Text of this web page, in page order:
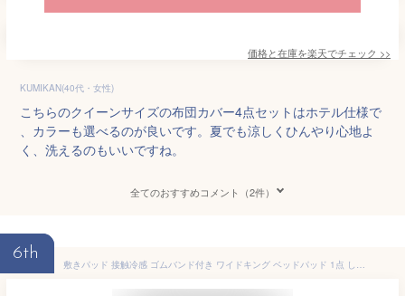
価格と在庫を楽天でチェック >>
KUMIKAN(40代・女性)
こちらのクイーンサイズの布団カバー4点セットはホテル仕様で
、カラーも選べるのが良いです。夏でも涼しくひんやり心地よ
く、洗えるのもいいですね。
全てのおすすめコメント（2件）
6th
敷きパッド 接触冷感 ゴムバンド付き ワイドキング ベッドパッド 1点 しなやかな肌触り 夏 ひんやり クイーンサイズ 速乾 リバーシブル 涼感 カラー 洗える お昼寝敷きパッド 枕カバー カワイイ